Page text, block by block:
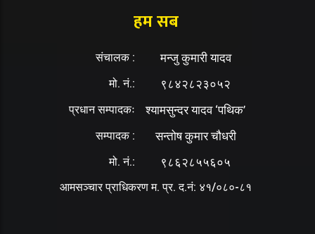
हम सब
संचालक : मन्जु कुमारी यादव
मो. नं.: ९८४२८२३०५२
प्रधान सम्पादकः श्यामसुन्दर यादव ‘पथिक’
सम्पादक : सन्तोष कुमार चौधरी
मो. नं.: ९८६२८५५६०५
आमसञ्चार प्राधिकरण म. प्र. द.नं: ४१/०८०-८१